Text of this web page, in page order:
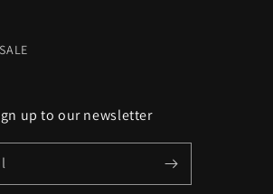
up to our newsletter